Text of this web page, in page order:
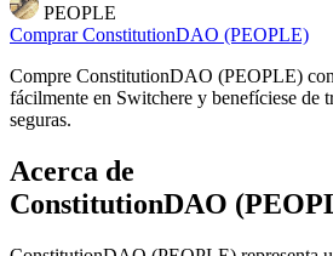
PEOPLE
Comprar ConstitutionDAO (PEOPLE)
Compre ConstitutionDAO (PEOPLE)
fácilmente en Switchere y benefíciese de
seguras.
Acerca de
ConstitutionDAO